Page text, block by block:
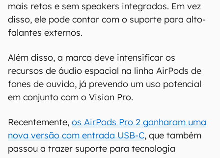
mais retos e sem speakers integrados. Em vez
disso, ele pode contar com o suporte para alto-
falantes externos.
Além disso, a marca deve intensificar os
recursos de áudio espacial na linha AirPods de
fones de ouvido, já prevendo um uso potencial
em conjunto com o Vision Pro.
Recentemente, os AirPods Pro 2 ganharam uma
nova versão com entrada USB-C, que também
passou a trazer suporte para tecnologia